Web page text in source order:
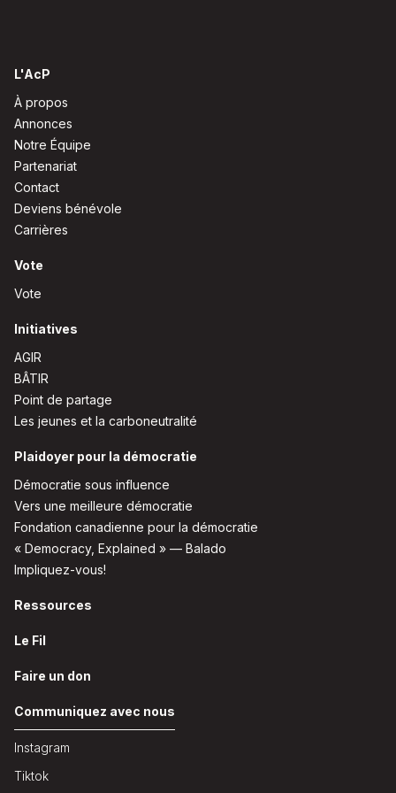
L'AcP
À propos
Annonces
Notre Équipe
Partenariat
Contact
Deviens bénévole
Carrières
Vote
Vote
Initiatives
AGIR
BÂTIR
Point de partage
Les jeunes et la carboneutralité
Plaidoyer pour la démocratie
Démocratie sous influence
Vers une meilleure démocratie
Fondation canadienne pour la démocratie
« Democracy, Explained » — Balado
Impliquez-vous!
Ressources
Le Fil
Faire un don
Communiquez avec nous
Instagram
Tiktok